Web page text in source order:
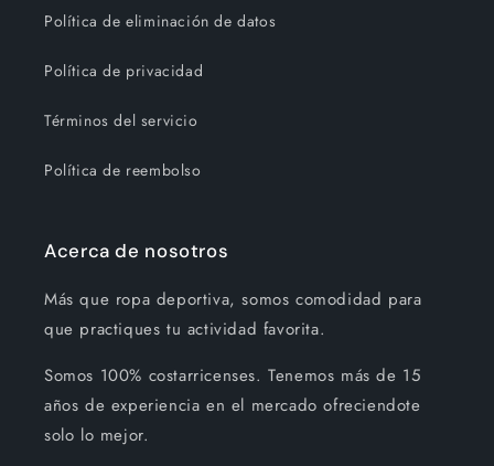
Política de eliminación de datos
Política de privacidad
Términos del servicio
Política de reembolso
Acerca de nosotros
Más que ropa deportiva, somos comodidad para
que practiques tu actividad favorita.
Somos 100% costarricenses. Tenemos más de 15
años de experiencia en el mercado ofreciendote
solo lo mejor.